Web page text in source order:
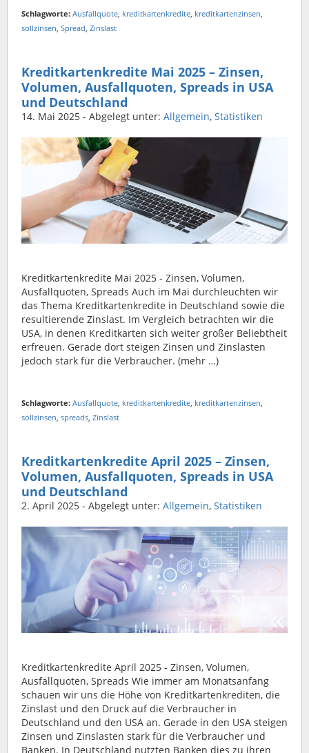
Schlagworte: Ausfallquote kreditkartenkredite kreditkartenzinsen
sollzinsen Spread Zinslast
Kreditkartenkredite Mai 2025 – Zinsen,
Volumen, Ausfallquoten, Spreads in USA
und Deutschland
14. Mai 2025 - Abgelegt unter: Allgemein, Statistiken
Kreditkartenkredite Mai 2025 - Zinsen, Volumen,
Ausfallquoten, Spreads Auch im Mai durchleuchten wir
das Thema Kreditkartenkredite in Deutschland sowie die
resultierende Zinslast. Im Vergleich betrachten wir die
USA, in denen Kreditkarten sich weiter großer Beliebtheit
erfreuen. Gerade dort steigen Zinsen und Zinslasten
jedoch stark für die Verbraucher. (mehr …)
Schlagworte: Ausfallquote, kreditkartenkredite, kreditkartenzinsen,
sollzinsen, spreads, Zinslast
Kreditkartenkredite April 2025 – Zinsen,
Volumen, Ausfallquoten, Spreads in USA
und Deutschland
2. April 2025 - Abgelegt unter: Allgemein, Statistiken
Kreditkartenkredite April 2025 - Zinsen, Volumen,
Ausfallquoten, Spreads Wie immer am Monatsanfang
schauen wir uns die Höhe von Kreditkartenkrediten, die
Zinslast und den Druck auf die Verbraucher in
Deutschland und den USA an. Gerade in den USA steigen
Zinsen und Zinslasten stark für die Verbraucher und
Banken. In Deutschland nutzten Banken dies zu ihren